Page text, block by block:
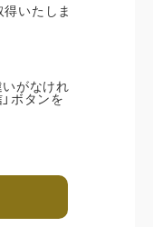
いたしま
いがなけれ
ボタンを